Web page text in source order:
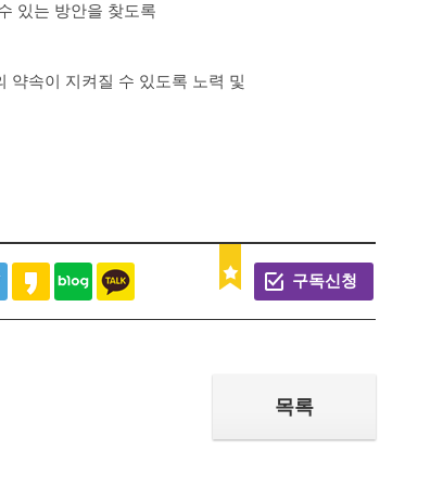
있는 방안을 찾도록
약속이 지켜질 수 있도록 노력 및
구독신청
목록